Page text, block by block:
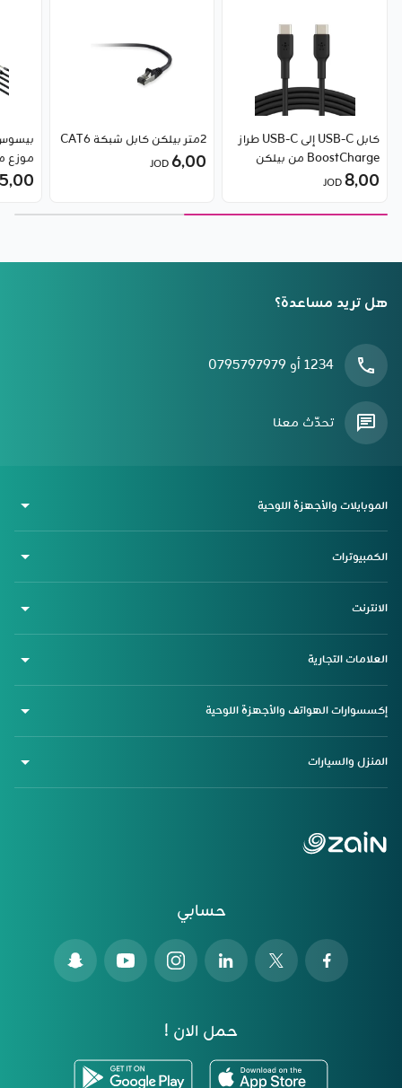
كابل USB-C إلى USB-C طراز
BoostCharge من بيلكن
8٫00
2متر بيلكن كابل شبكة CAT6
6٫00
موزع
النوع C 16 في 1
هل تريد مساعدة؟
1234 أو 0795797979
تحدّث معنا
حسابي
حمل الان !
الموبايلات والأجهزة اللوحية
الكمبيوترات
الانترنت
العلامات التجارية
إكسسوارات الهواتف والأجهزة اللوحية
المنزل والسيارات